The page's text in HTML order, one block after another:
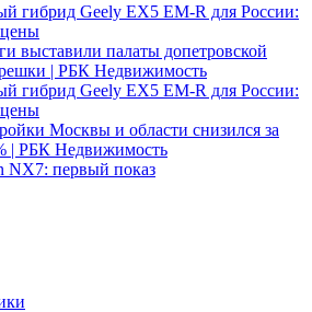
гибрид Geely EX5 EM-R для России:
выставили палаты допетровской
| РБК Недвижимость
гибрид Geely EX5 EM-R для России:
Москвы и области снизился за
| РБК Недвижимость
NX7: первый показ